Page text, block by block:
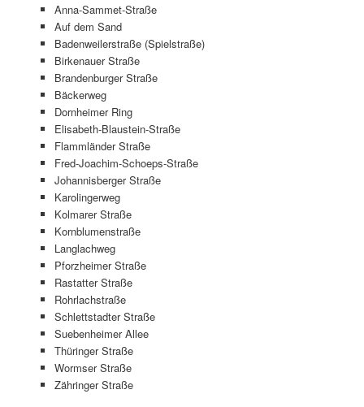
Anna-Sammet-Straße
Auf dem Sand
Badenweilerstraße (Spielstraße)
Birkenauer Straße
Brandenburger Straße
Bäckerweg
Dornheimer Ring
Elisabeth-Blaustein-Straße
Flammländer Straße
Fred-Joachim-Schoeps-Straße
Johannisberger Straße
Karolingerweg
Kolmarer Straße
Kornblumenstraße
Langlachweg
Pforzheimer Straße
Rastatter Straße
Rohrlachstraße
Schlettstadter Straße
Suebenheimer Allee
Thüringer Straße
Wormser Straße
Zähringer Straße